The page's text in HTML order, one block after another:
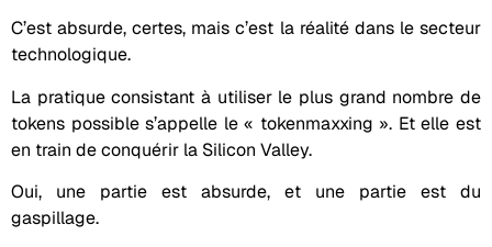
C’est absurde, certes, mais c’est la réalité dans le secteur
technologique.
La pratique consistant à utiliser le plus grand nombre de
tokens possible s’appelle le « tokenmaxxing ». Et elle est
en train de conquérir la Silicon Valley.
Oui, une partie est absurde, et une partie est du
gaspillage.